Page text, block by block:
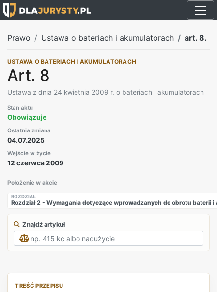
Prawo Ustawa o bateriach i akumulatorach art. 8.
USTAWA O BATERIACH I AKUMULATORACH
Art. 8
Ustawa z dnia 24 kwietnia 2009 r. o bateriach i akumulatorach
Stan aktu
Obowiązuje
Ostatnia zmiana
04.07.2025
Wejście w życie
12 czerwca 2009
Położenie w akcie
ROZDZIAŁ
Rozdział 2 - Wymagania dotyczące wprowadzanych do obrotu baterii
Znajdź artykuł
TREŚĆ PRZEPISU